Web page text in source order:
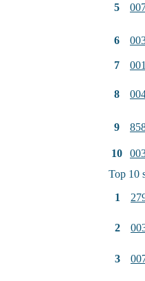
5
6
7
8
9
10
Top 10
1
2
3